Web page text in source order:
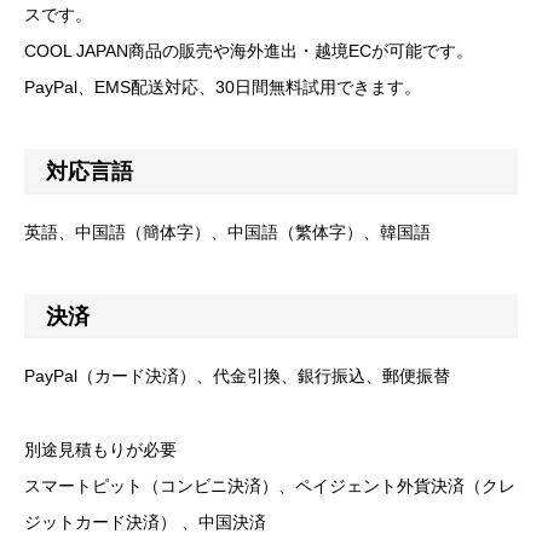
スです。
COOL JAPAN商品の販売や海外進出・越境ECが可能です。
PayPal、EMS配送対応、30日間無料試用できます。
対応言語
英語、中国語（簡体字）、中国語（繁体字）、韓国語
決済
PayPal（カード決済）、代金引換、銀行振込、郵便振替
別途見積もりが必要
スマートピット（コンビニ決済）、ペイジェント外貨決済（クレ
ジットカード決済） 、中国決済